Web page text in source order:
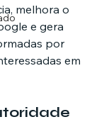
melhora o
e gera
por
em